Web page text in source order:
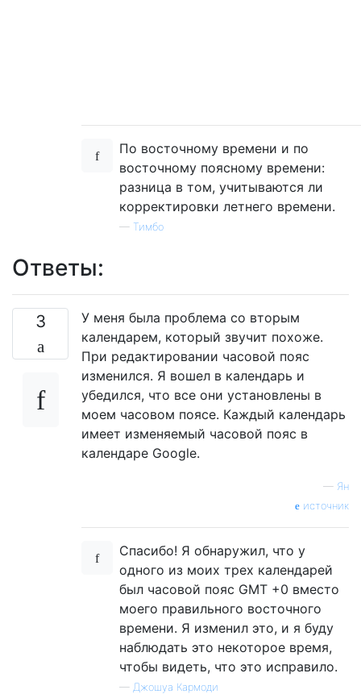
По восточному времени и по
восточному поясному времени:
разница в том, учитываются ли
корректировки летнего времени.
— Тимбо
Ответы:
3
У меня была проблема со вторым
календарем, который звучит похоже.
При редактировании часовой пояс
изменился. Я вошел в календарь и
убедился, что все они установлены в
моем часовом поясе. Каждый календарь
имеет изменяемый часовой пояс в
календаре Google.
— Ян
источник
Спасибо! Я обнаружил, что у
одного из моих трех календарей
был часовой пояс GMT +0 вместо
моего правильного восточного
времени. Я изменил это, и я буду
наблюдать это некоторое время,
чтобы видеть, что это исправило.
— Джошуа Кармоди